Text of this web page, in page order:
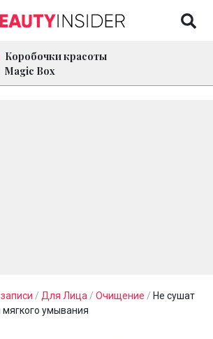
Коробочки красоты
Magic Box
/ Для Лица / Очищение / Не сушат
умывания